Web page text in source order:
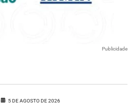
Publicidade
5 DE AGOSTO DE 2026